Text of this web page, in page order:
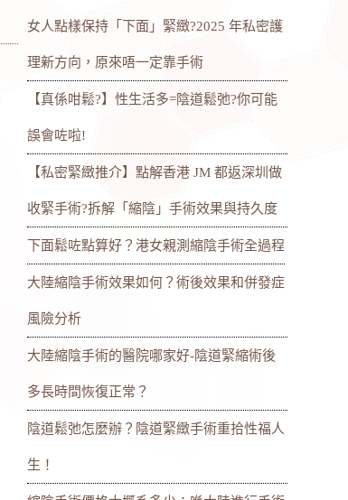
女人點樣保持「下面」緊緻?2025 年私密護
理新方向，原來唔一定靠手術
【真係咁鬆?】性生活多=陰道鬆弛?你可能
誤會咗啦!
【私密緊緻推介】點解香港 JM 都返深圳做
收緊手術?拆解「縮陰」手術效果與持久度
下面鬆咗點算好？港女親測縮陰手術全過程
大陸縮陰手術效果如何？術後效果和併發症
風險分析
大陸縮陰手術的醫院哪家好-陰道緊縮術後
多長時間恢復正常？
陰道鬆弛怎麼辦？陰道緊緻手術重拾性福人
生！